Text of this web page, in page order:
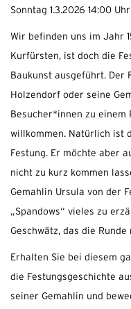
Sonntag 1.3.2026 14:00
Wir befinden uns im Jahr
Kurfürsten, ist doch die
Baukunst ausgeführt. Der
Holzendorf oder seine
Besucher*innen zu einem
willkommen. Natürlich ist
Festung. Er möchte aber
nicht zu kurz kommen
Gemahlin Ursula von der
„Spandows“ vieles zu
Geschwätz, das die Runde
Erhalten Sie bei diesem
die Festungsgeschichte
seiner Gemahlin und